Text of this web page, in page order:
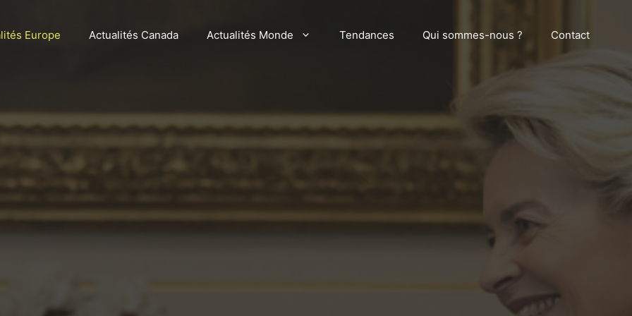
Europe Actualités Canada Actualités Monde Tendances Qui sommes-nous ? Contact